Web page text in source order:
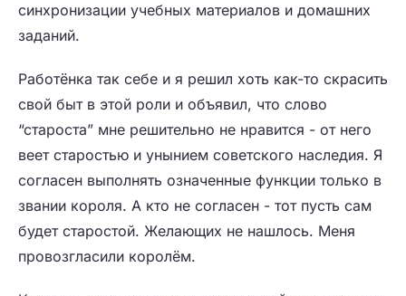
синхронизации учебных материалов и домашних
заданий.
Работёнка так себе и я решил хоть как-то скрасить
свой быт в этой роли и объявил, что слово
“староста” мне решительно не нравится - от него
веет старостью и унынием советского наследия. Я
согласен выполнять означенные функции только в
звании короля. А кто не согласен - тот пусть сам
будет старостой. Желающих не нашлось. Меня
провозгласили королём.